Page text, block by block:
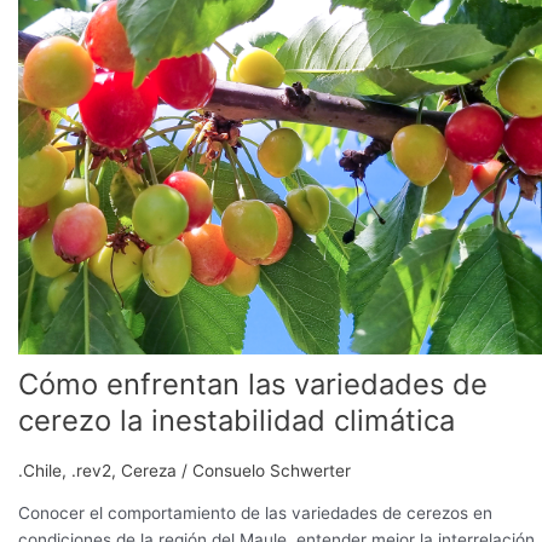
Cómo enfrentan las variedades de
cerezo la inestabilidad climática
.Chile, .rev2, Cereza / Consuelo Schwerter
Conocer el comportamiento de las variedades de cerezos en
las
variedades
de
cerezo
la
inestabilidad
climática